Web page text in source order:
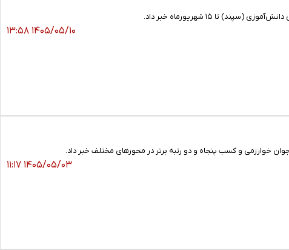
۱۵ شهریورماه خبر داد.
۱۴۰۵/۰۵/۱۰ ۱۳:۵۸
خوارزمی و کسب پنجاه و دو رتبه برتر در محورهای مختلف خبر داد.
۱۴۰۵/۰۵/۰۳ ۱۱:۱۷